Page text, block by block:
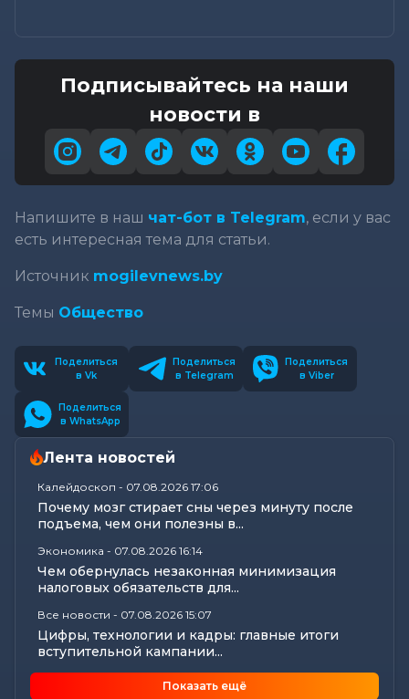
Подписывайтесь на наши
новости в
Напишите в наш чат-бот в Telegram, если у вас
есть интересная тема для статьи.
Источник mogilevnews.by
Темы Общество
Поделиться
в Vk
Поделиться
в Telegram
Поделиться
в Viber
Поделиться
в WhatsApp
Лента новостей
Калейдоскоп - 07.08.2026 17:06
Почему мозг стирает сны через минуту после
подъема, чем они полезны в...
Экономика - 07.08.2026 16:14
Чем обернулась незаконная минимизация
налоговых обязательств для...
Все новости - 07.08.2026 15:07
Цифры, технологии и кадры: главные итоги
вступительной кампании...
Показать ещё